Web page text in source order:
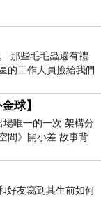
那些毛毛蟲還有禮
的工作人員撿給我們
球】
唯一的一次 架構分
間》開小差 故事背
好友寫到其生前如何